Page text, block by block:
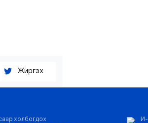
Жиргэх
холбогдох И-